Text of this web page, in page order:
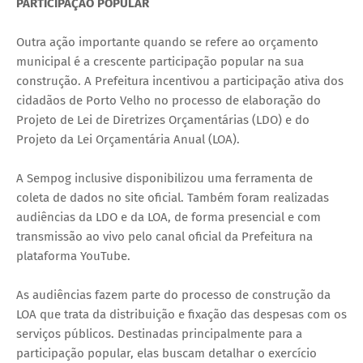
PARTICIPAÇÃO POPULAR
Outra ação importante quando se refere ao orçamento
municipal é a crescente participação popular na sua
construção. A Prefeitura incentivou a participação ativa dos
cidadãos de Porto Velho no processo de elaboração do
Projeto de Lei de Diretrizes Orçamentárias (LDO) e do
Projeto da Lei Orçamentária Anual (LOA).
A Sempog inclusive disponibilizou uma ferramenta de
coleta de dados no site oficial. Também foram realizadas
audiências da LDO e da LOA, de forma presencial e com
transmissão ao vivo pelo canal oficial da Prefeitura na
plataforma YouTube.
As audiências fazem parte do processo de construção da
LOA que trata da distribuição e fixação das despesas com os
serviços públicos. Destinadas principalmente para a
participação popular, elas buscam detalhar o exercício